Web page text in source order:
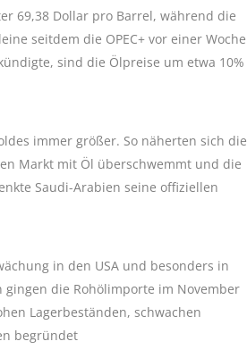
69,38 Dollar pro Barrel, während die
seitdem die OPEC+ vor einer Woche
sind die Ölpreise um etwa 10%
immer größer. So näherten sich die
Markt mit Öl überschwemmt und die
Saudi-Arabien seine offiziellen
in den USA und besonders in
die Rohölimporte im November
Lagerbeständen, schwachen
begründet